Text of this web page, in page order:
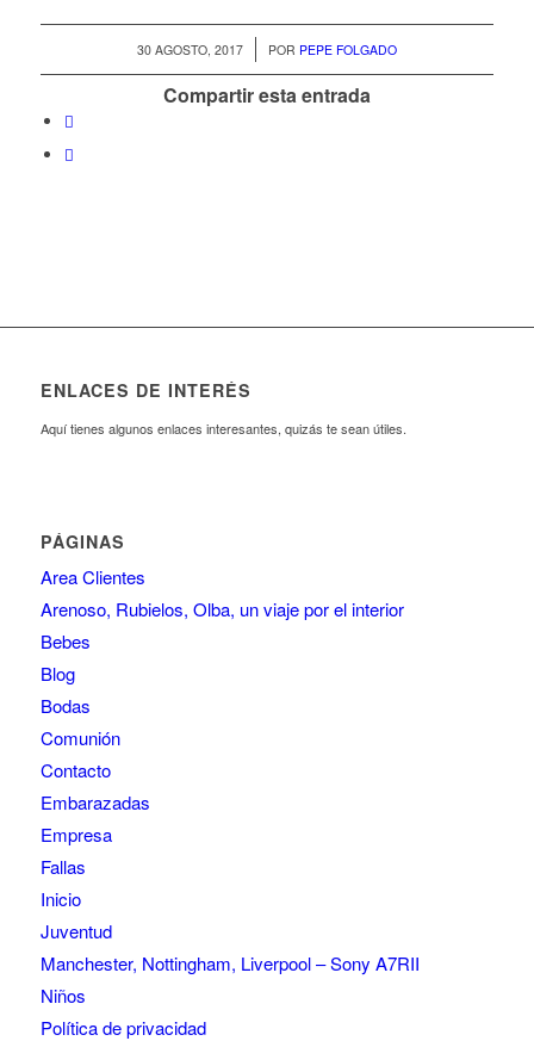
30 AGOSTO, 2017
/ POR PEPE FOLGADO
Compartir esta entrada
ENLACES DE INTERÉS
Aquí tienes algunos enlaces interesantes, quizás te sean útiles.
PÁGINAS
Area Clientes
Arenoso, Rubielos, Olba, un viaje por el interior
Bebes
Blog
Bodas
Comunión
Contacto
Embarazadas
Empresa
Fallas
Inicio
Juventud
Manchester, Nottingham, Liverpool – Sony A7RII
Niños
Política de privacidad